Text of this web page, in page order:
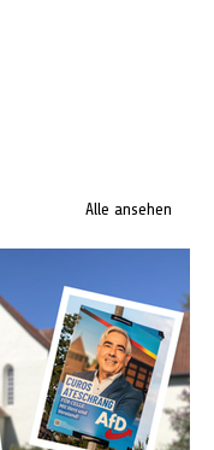
Alle ansehen